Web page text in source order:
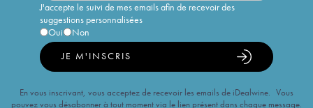
J'accepte le suivi de mes emails afin de recevoir des
suggestions personnalisées
Oui
Non
JE M'INSCRIS
En vous inscrivant, vous acceptez de recevoir les emails de iDealwine. Vous
pouvez vous désabonner à tout moment via le lien présent dans chaque message.